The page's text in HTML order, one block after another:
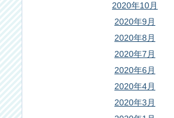
2020年10月
2020年9月
2020年8月
2020年7月
2020年6月
2020年4月
2020年3月